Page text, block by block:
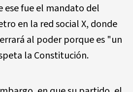
ese fue el mandato del
en la red social X, donde
al poder porque es "un
la Constitución.